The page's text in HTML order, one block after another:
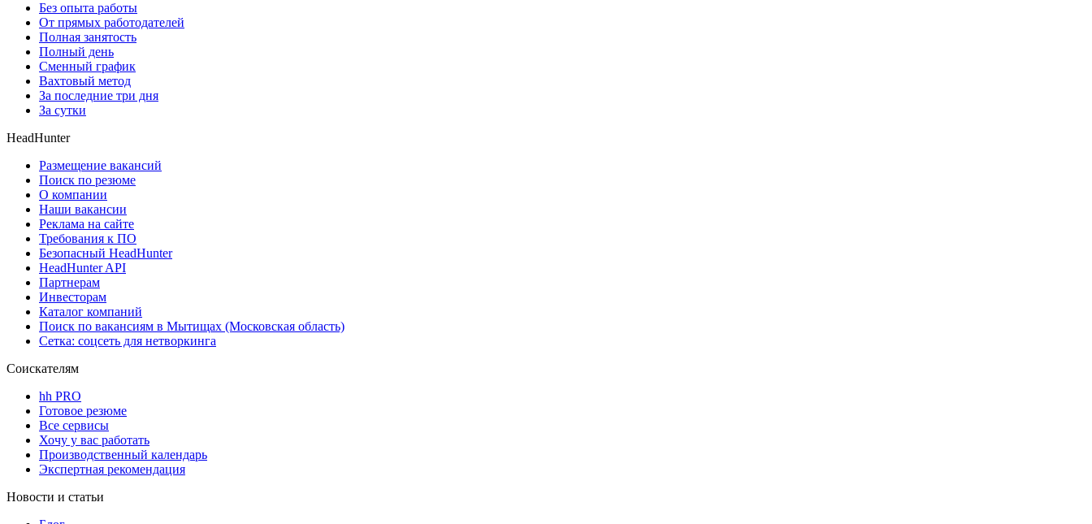
Без опыта работы
От прямых работодателей
Полная занятость
Полный день
Сменный график
Вахтовый метод
За последние три дня
За сутки
HeadHunter
Размещение вакансий
Поиск по резюме
О компании
Наши вакансии
Реклама на сайте
Требования к ПО
Безопасный HeadHunter
HeadHunter API
Партнерам
Инвесторам
Каталог компаний
Поиск по вакансиям в Мытищах (Московская область)
Сетка: соцсеть для нетворкинга
Соискателям
hh PRO
Готовое резюме
Все сервисы
Хочу у вас работать
Производственный календарь
Экспертная рекомендация
Новости и статьи